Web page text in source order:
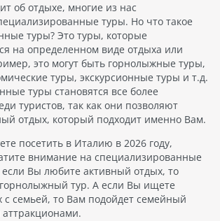
об отдыхе, многие из нас
туры. Но что такое
туры? Это туры, которые
на определенном виде отдыха или
это могут быть горнолыжные туры,
туры, экскурсионные туры и т.д.
туры становятся все более
туристов, так как они позволяют
отдых, который подходит именно Вам.
посетить в Италию в 2026 году,
внимание на специализированные
Вы любите активный отдых, то
тур. А если Вы ищете
с семьей, то Вам подойдет семейный
аттракционами.